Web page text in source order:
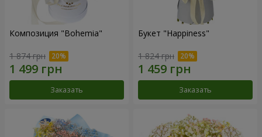
Композиция "Bohemia"
1 874 грн
Заказать
Букет "Happiness"
1 824 грн
Заказать